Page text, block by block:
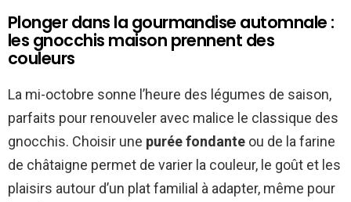
Plonger dans la gourmandise automnale :
les gnocchis maison prennent des
couleurs
La mi-octobre sonne l’heure des légumes de saison,
parfaits pour renouveler avec malice le classique des
gnocchis. Choisir une purée fondante ou de la farine
de châtaigne permet de varier la couleur, le goût et les
plaisirs autour d’un plat familial à adapter, même pour